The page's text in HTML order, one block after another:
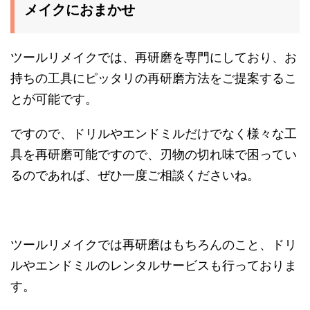
メイクにおまかせ
ツールリメイクでは、再研磨を専門にしており、お
持ちの工具にピッタリの再研磨方法をご提案するこ
とが可能です。
ですので、ドリルやエンドミルだけでなく様々な工
具を再研磨可能ですので、刃物の切れ味で困ってい
るのであれば、ぜひ一度ご相談くださいね。
ツールリメイクでは再研磨はもちろんのこと、ドリ
ルやエンドミルのレンタルサービスも行っておりま
す。